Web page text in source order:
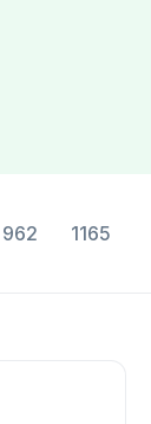
962 1165